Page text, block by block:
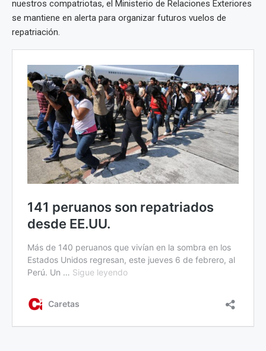
nuestros compatriotas, el Ministerio de Relaciones Exteriores
se mantiene en alerta para organizar futuros vuelos de
repatriación.